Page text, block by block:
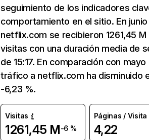
seguimiento de los indicadores
comportamiento en el sitio. En junio
netflix.com se recibieron 1261,45 M
visitas con una duración media de
de 15:17. En comparación con mayo
tráfico a netflix.com ha disminuido
-6,23 %.
Visitas
1261,45 M-6 %
Páginas / Visita
4,22